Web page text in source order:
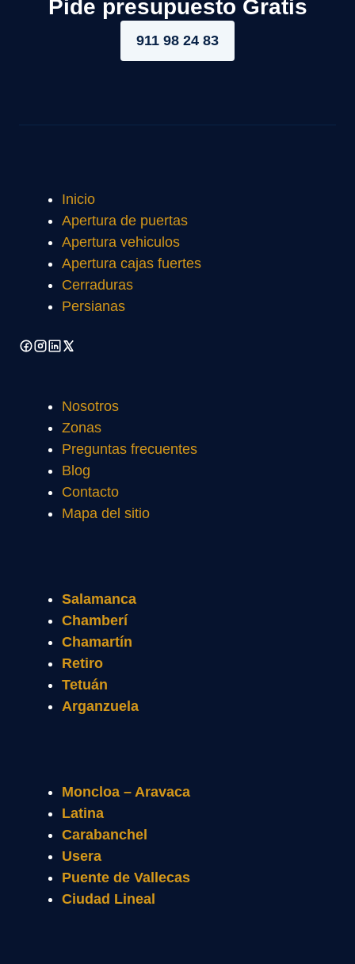
Pide presupuesto Gratis
911 98 24 83
Inicio
Apertura de puertas
Apertura vehiculos
Apertura cajas fuertes
Cerraduras
Persianas
Nosotros
Zonas
Preguntas frecuentes
Blog
Contacto
Mapa del sitio
Salamanca
Chamberí
Chamartín
Retiro
Tetuán
Arganzuela
Moncloa – Aravaca
Latina
Carabanchel
Usera
Puente de Vallecas
Ciudad Lineal